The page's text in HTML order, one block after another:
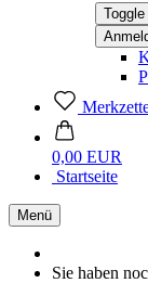
0,00 EUR
Startseite
Menü
Sie haben